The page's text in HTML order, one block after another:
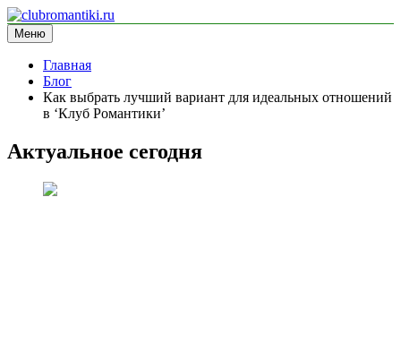
Перейти
к
содержимому
clubromantiki.ru
информационный сайт
Меню
Главная
Блог
Как выбрать лучший вариант для идеальных отношений
в ‘Клуб Романтики’
Актуальное сегодня